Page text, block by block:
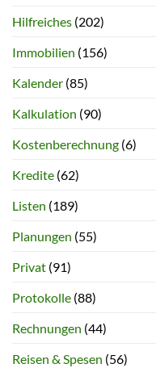
Hilfreiches (202)
Immobilien (156)
Kalender (85)
Kalkulation (90)
Kostenberechnung (6)
Kredite (62)
Listen (189)
Planungen (55)
Privat (91)
Protokolle (88)
Rechnungen (44)
Reisen & Spesen (56)